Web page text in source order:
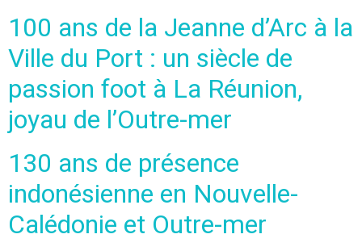
100 ans de la Jeanne d’Arc à la
Ville du Port : un siècle de
passion foot à La Réunion,
joyau de l’Outre-mer
130 ans de présence
indonésienne en Nouvelle-
Calédonie et Outre-mer